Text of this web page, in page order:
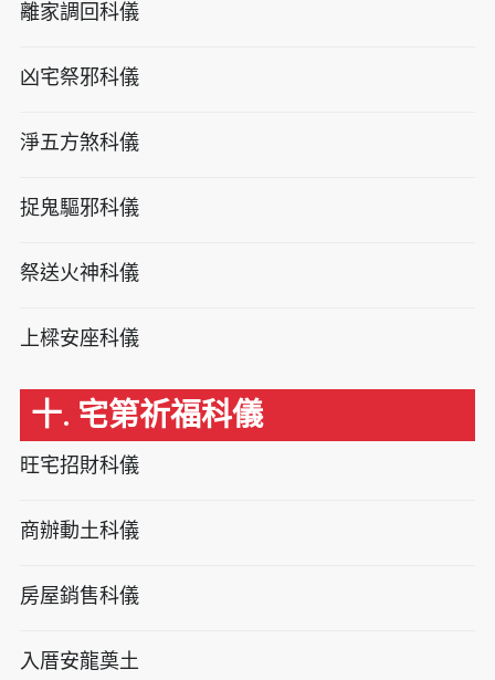
離家調回科儀
凶宅祭邪科儀
淨五方煞科儀
捉鬼驅邪科儀
祭送火神科儀
上樑安座科儀
十. 宅第祈福科儀
旺宅招財科儀
商辦動土科儀
房屋銷售科儀
入厝安龍奠土